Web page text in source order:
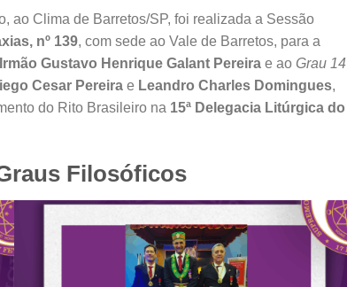
ao Clima de Barretos/SP, foi realizada a Sessão
nº 139, com sede ao Vale de Barretos, para a
Irmão Gustavo Henrique Galant Pereira e ao Grau 14
Cesar Pereira e Leandro Charles Domingues,
do Rito Brasileiro na 15ª Delegacia Litúrgica do
Filosóficos